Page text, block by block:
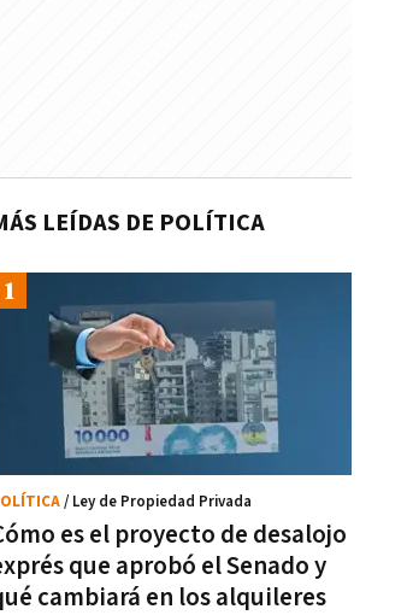
LEÍDAS DE POLÍTICA
es el proyecto de desalojo
que aprobó el Senado y
cambiará en los alquileres
/ Ley de Propiedad Privada